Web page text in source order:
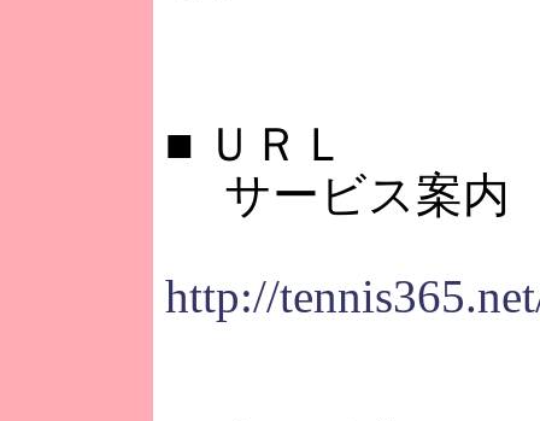
■ ＵＲＬ
サービス案内
http://